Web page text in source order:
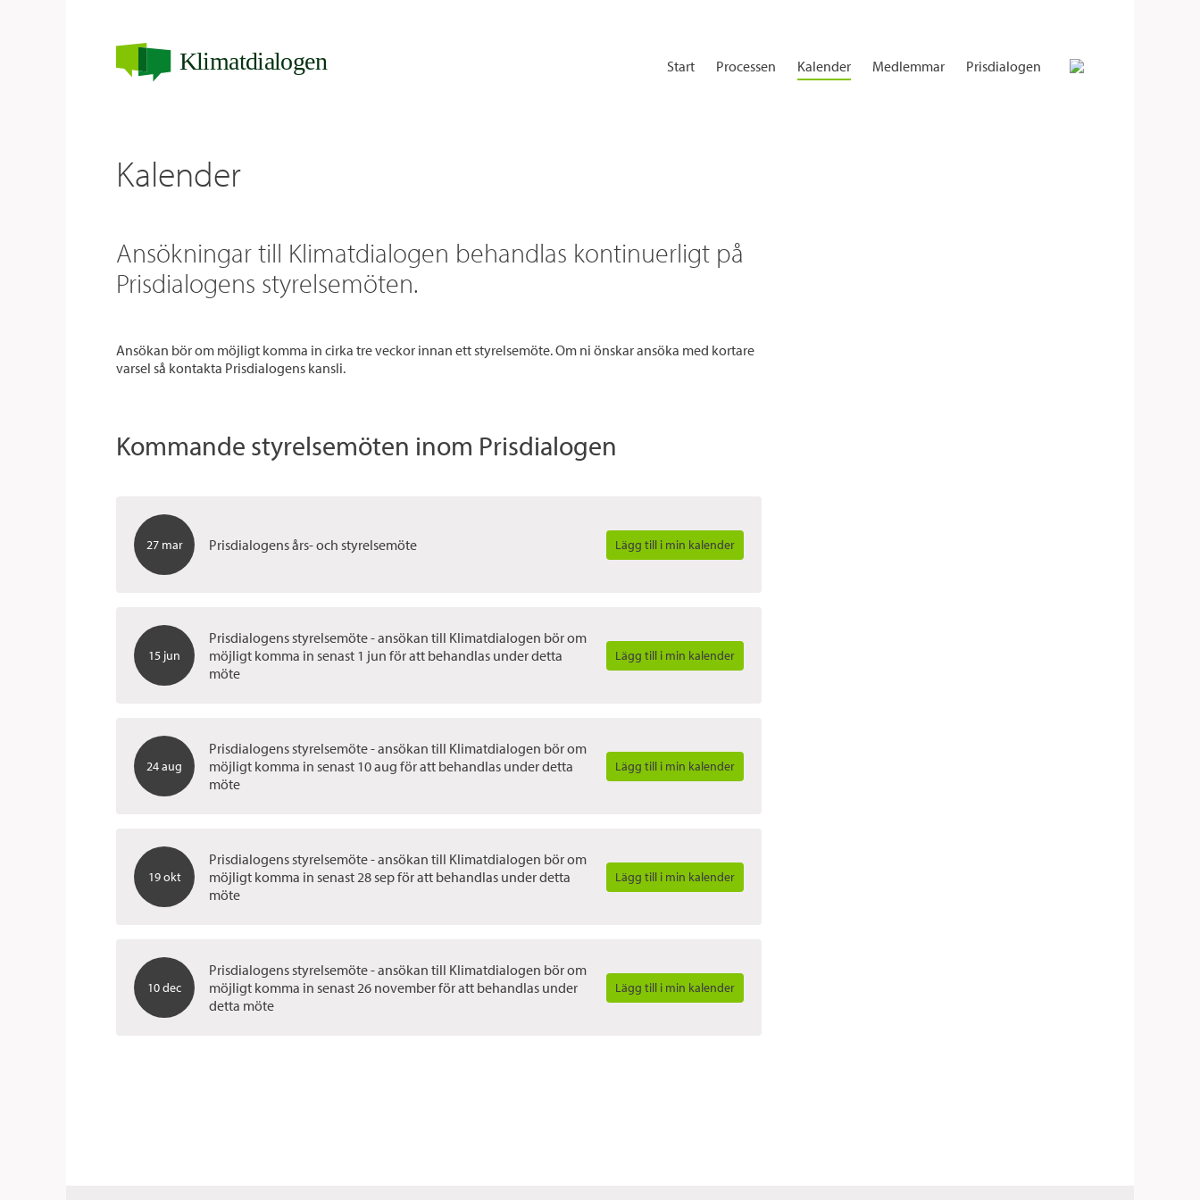
Klimatdialogen Start Processen Kalender Medlemmar Prisdialogen
Kalender
Ansökningar till Klimatdialogen behandlas kontinuerligt på
Prisdialogens styrelsemöten.
Ansökan bör om möjligt komma in cirka tre veckor innan ett styrelsemöte. Om ni önskar ansöka med kortare
varsel så kontakta Prisdialogens kansli.
Kommande styrelsemöten inom Prisdialogen
27 mar Prisdialogens års- och styrelsemöte Lägg till i min kalender
15 jun
Prisdialogens styrelsemöte - ansökan till Klimatdialogen bör om
möjligt komma in senast 1 jun för att behandlas under detta
möte
Lägg till i min kalender
24 aug
Prisdialogens styrelsemöte - ansökan till Klimatdialogen bör om
möjligt komma in senast 10 aug för att behandlas under detta
möte
Lägg till i min kalender
19 okt
Prisdialogens styrelsemöte - ansökan till Klimatdialogen bör om
möjligt komma in senast 28 sep för att behandlas under detta
möte
Lägg till i min kalender
10 dec
Prisdialogens styrelsemöte - ansökan till Klimatdialogen bör om
möjligt komma in senast 26 november för att behandlas under
detta möte
Lägg till i min kalender